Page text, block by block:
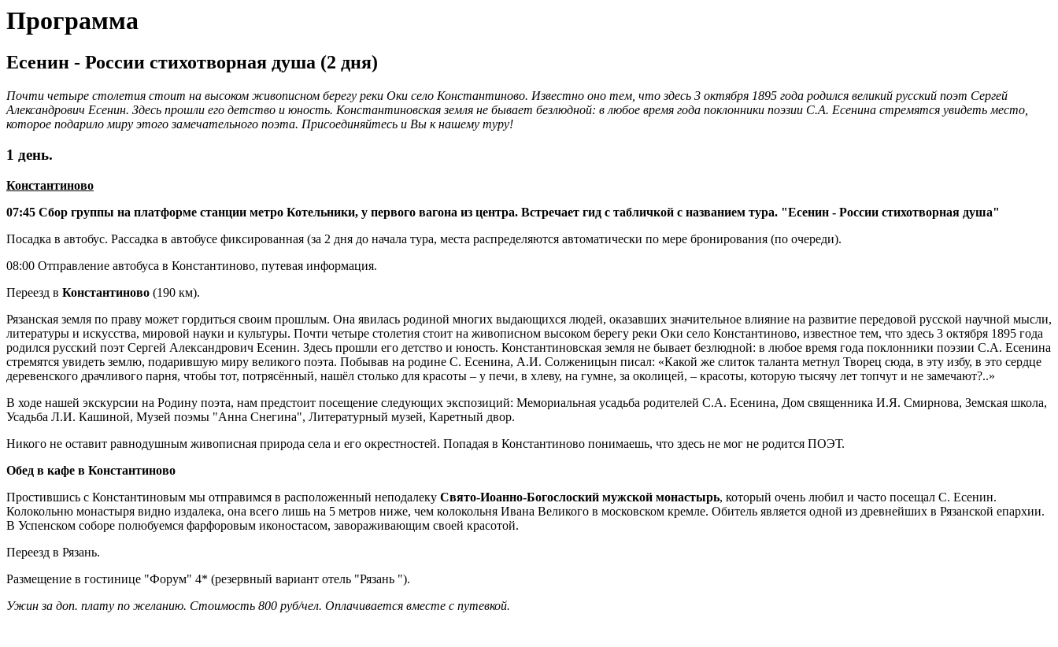
Программа
Есенин - России стихотворная душа (2 дня)
Почти четыре столетия стоит на высоком живописном берегу реки Оки село Константиново. Известно оно тем, что здесь 3 октября 1895 года родился великий русский поэт Сергей
Александрович Есенин. Здесь прошли его детство и юность. Константиновская земля не бывает безлюдной: в любое время года поклонники поэзии С.А. Есенина стремятся увидеть место,
которое подарило миру этого замечательного поэта. Присоединяйтесь и Вы к нашему туру!
1 день.
Константиново
07:45 Сбор группы на платформе станции метро Котельники, у первого вагона из центра. Встречает гид с табличкой с названием тура. "Есенин - России стихотворная душа"
Посадка в автобус. Рассадка в автобусе фиксированная (за 2 дня до начала тура, места распределяются автоматически по мере бронирования (по очереди).
08:00 Отправление автобуса в Константиново, путевая информация.
Переезд в Константиново (190 км).
Рязанская земля по праву может гордиться своим прошлым. Она явилась родиной многих выдающихся людей, оказавших значительное влияние на развитие передовой русской научной мысли,
литературы и искусства, мировой науки и культуры. Почти четыре столетия стоит на живописном высоком берегу реки Оки село Константиново, известное тем, что здесь 3 октября 1895 года
родился русский поэт Сергей Александрович Есенин. Здесь прошли его детство и юность. Константиновская земля не бывает безлюдной: в любое время года поклонники поэзии С.А. Есенина
стремятся увидеть землю, подарившую миру великого поэта. Побывав на родине С. Есенина, А.И. Солженицын писал: «Какой же слиток таланта метнул Творец сюда, в эту избу, в это сердце
деревенского драчливого парня, чтобы тот, потрясённый, нашёл столько для красоты – у печи, в хлеву, на гумне, за околицей, – красоты, которую тысячу лет топчут и не замечают?..»
В ходе нашей экскурсии на Родину поэта, нам предстоит посещение следующих экспозиций: Мемориальная усадьба родителей С.А. Есенина, Дом священника И.Я. Смирнова, Земская школа,
Усадьба Л.И. Кашиной, Музей поэмы "Анна Снегина", Литературный музей, Каретный двор.
Никого не оставит равнодушным живописная природа села и его окрестностей. Попадая в Константиново понимаешь, что здесь не мог не родится ПОЭТ.
Обед в кафе в Константиново
Простившись с Константиновым мы отправимся в расположенный неподалеку Свято-Иоанно-Богослоский мужской монастырь, который очень любил и часто посещал С. Есенин.
Колокольню монастыря видно издалека, она всего лишь на 5 метров ниже, чем колокольня Ивана Великого в московском кремле. Обитель является одной из древнейших в Рязанской епархии.
В Успенском соборе полюбуемся фарфоровым иконостасом, завораживающим своей красотой.
Переезд в Рязань.
Размещение в гостинице "Форум" 4* (резервный вариант отель "Рязань ").
Ужин за доп. плату по желанию. Стоимость 800 руб/чел. Оплачивается вместе с путевкой.